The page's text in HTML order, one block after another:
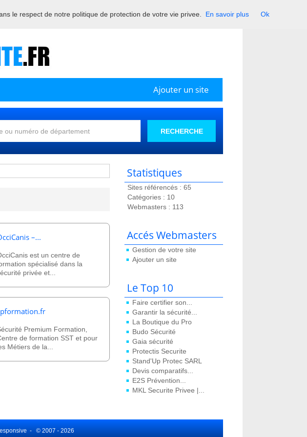
français de la sécurité
Ajouter un site
RECHERCHE
Statistiques
Sites référencés : 65
Catégories : 10
Webmasters : 113
Accés Webmasters
Gestion de votre site
Ajouter un site
Le Top 10
Faire certifier son...
Garantir la sécurité...
La Boutique du Pro
Budo Sécurité
Gaia sécurité
Protectis Securite
Stand'Up Protec SARL
Devis comparatifs...
E2S Prévention...
MKL Securite Privee |...
–...
est un centre de
spécialisé dans la
privée et...
Premium Formation,
de formation SST et pour
Métiers de la...
- © 2007 - 2026
le respect de notre politique de protection de votre vie privee. En savoir plus Ok